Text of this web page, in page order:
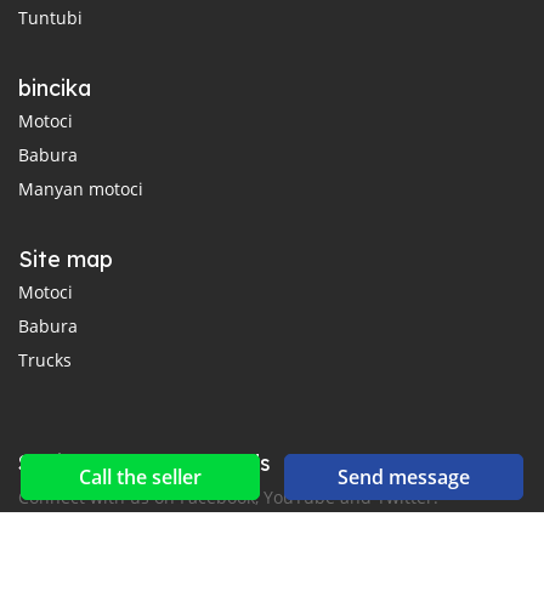
Call the seller Send message
Tuntubi
bincika
Motoci
Babura
Manyan motoci
Site map
Motoci
Babura
Trucks
Social networks & feeds
Connect with us on Facebook, YouTube and Twitter.